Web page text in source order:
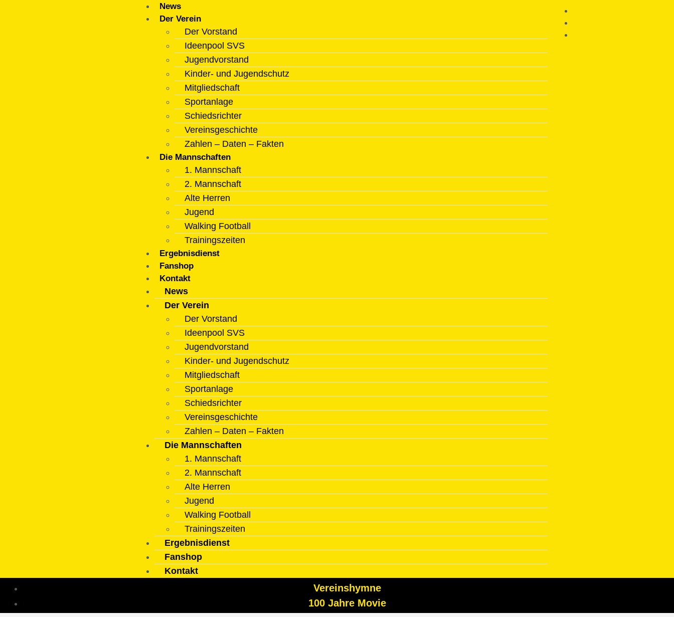
News
Der Verein
Der Vorstand
Ideenpool SVS
Jugendvorstand
Kinder- und Jugendschutz
Mitgliedschaft
Sportanlage
Schiedsrichter
Vereinsgeschichte
Zahlen – Daten – Fakten
Die Mannschaften
1. Mannschaft
2. Mannschaft
Alte Herren
Jugend
Walking Football
Trainingszeiten
Ergebnisdienst
Fanshop
Kontakt
News
Der Verein
Der Vorstand
Ideenpool SVS
Jugendvorstand
Kinder- und Jugendschutz
Mitgliedschaft
Sportanlage
Schiedsrichter
Vereinsgeschichte
Zahlen – Daten – Fakten
Die Mannschaften
1. Mannschaft
2. Mannschaft
Alte Herren
Jugend
Walking Football
Trainingszeiten
Ergebnisdienst
Fanshop
Kontakt
Vereinshymne
100 Jahre Movie